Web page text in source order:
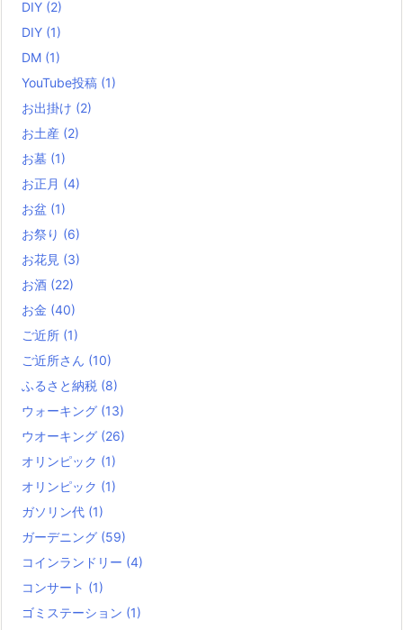
DIY (2)
DIY (1)
DM (1)
YouTube投稿 (1)
お出掛け (2)
お土産 (2)
お墓 (1)
お正月 (4)
お盆 (1)
お祭り (6)
お花見 (3)
お酒 (22)
お金 (40)
ご近所 (1)
ご近所さん (10)
ふるさと納税 (8)
ウォーキング (13)
ウオーキング (26)
オリンピック (1)
オリンピック (1)
ガソリン代 (1)
ガーデニング (59)
コインランドリー (4)
コンサート (1)
ゴミステーション (1)